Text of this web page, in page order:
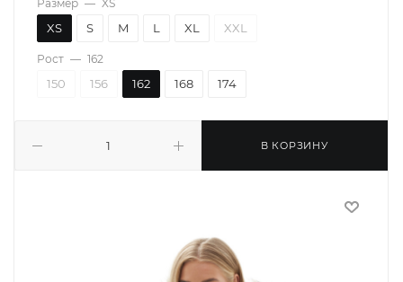
В КОРЗИНУ
Размер — XS
XS S M L XL XXL
Рост — 162
150 156 162 168 174